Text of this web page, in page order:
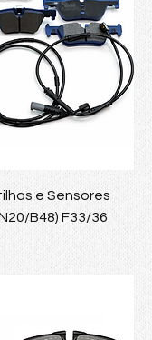
e Sensores
B48) F33/36